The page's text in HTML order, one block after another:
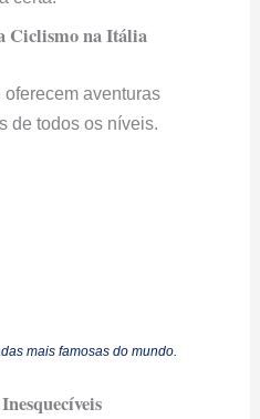
Ciclismo na Itália
aventuras
de todos os níveis.
mais famosas do mundo.